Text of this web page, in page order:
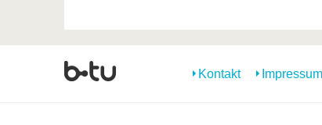
Kontakt Impressum